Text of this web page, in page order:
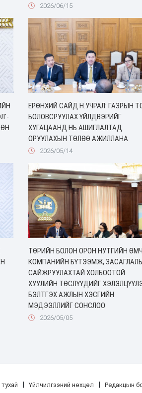
2026/06/15
ЕРӨНХИЙ САЙД Н.УЧРАЛ: ГАЗРЫН
БОЛОВСРУУЛАХ ҮЙЛДВЭРИЙГ
ХУГАЦААНД НЬ АШИГЛАЛТАД
ОРУУЛАХЫН ТӨЛӨӨ АЖИЛЛАНА
2026/05/14
ТӨРИЙН БОЛОН ОРОН НУТГИЙН
КОМПАНИЙН БҮТЭЭМЖ,
САЙЖРУУЛАХТАЙ ХОЛБООТОЙ
ХУУЛИЙН ТӨСЛҮҮДИЙГ
БЭЛТГЭХ АЖЛЫН ХЭСГИЙН
МЭДЭЭЛЛИЙГ СОНСЛОО
2026/05/05
| Үйлчилгээний нөхцөл | Редакцын